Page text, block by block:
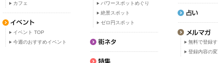
カフェ
イベント TOP
今週のおすすめイベント
パワースポットめぐり
絶景スポット
ゼロ円スポット
無料で登録
登録内容の